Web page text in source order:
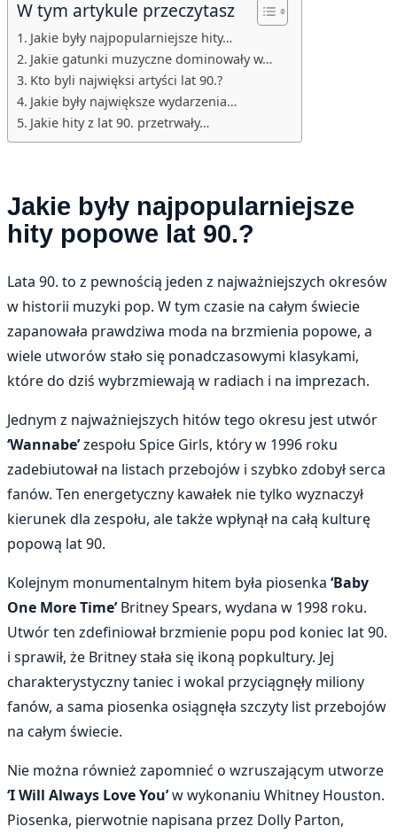
W tym artykule przeczytasz
Jakie były najpopularniejsze hity…
Jakie gatunki muzyczne dominowały w…
Kto byli najwięksi artyści lat 90.?
Jakie były największe wydarzenia…
Jakie hity z lat 90. przetrwały…
Jakie były najpopularniejsze
hity popowe lat 90.?
Lata 90. to z pewnością jeden z najważniejszych okresów
w historii muzyki pop. W tym czasie na całym świecie
zapanowała prawdziwa moda na brzmienia popowe, a
wiele utworów stało się ponadczasowymi klasykami,
które do dziś wybrzmiewają w radiach i na imprezach.
Jednym z najważniejszych hitów tego okresu jest utwór
‘Wannabe’zespołu Spice Girls, który w 1996 roku
zadebiutował na listach przebojów i szybko zdobył serca
fanów. Ten energetyczny kawałek nie tylko wyznaczył
kierunek dla zespołu, ale także wpłynął na całą kulturę
popową lat 90.
Kolejnym monumentalnym hitem była piosenka ‘Baby
One More Time’Britney Spears, wydana w 1998 roku.
Utwór ten zdefiniował brzmienie popu pod koniec lat 90.
i sprawił, że Britney stała się ikoną popkultury. Jej
charakterystyczny taniec i wokal przyciągnęły miliony
fanów, a sama piosenka osiągnęła szczyty list przebojów
na całym świecie.
Nie można również zapomnieć o wzruszającym utworze
‘I Will Always Love You’w wykonaniu Whitney Houston.
Piosenka, pierwotnie napisana przez Dolly Parton,